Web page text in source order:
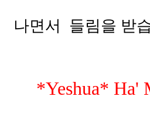
나면서
들림을 받
*Yeshua* Ha'